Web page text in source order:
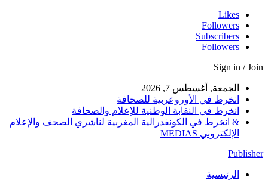
Likes
Followers
Subscribers
Followers
Sign in / Join
الجمعة, أغسطس 7, 2026
انخرط في الأوروعربية للصحافة
انخرط في النقابة الوطنية للإعلام والصحافة
& انخرط في الكونفدرالية المغربية لناشري الصحف والإعلام
الإلكتروني MEDIAS
Publisher
الرئيسية